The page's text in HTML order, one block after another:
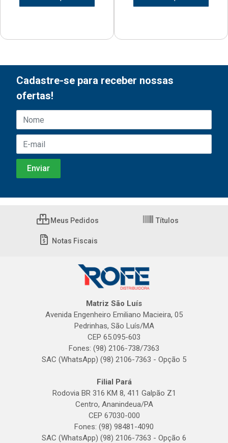
Cadastre-se para receber nossas
ofertas!
Meus Pedidos Títulos
Notas Fiscais
Matriz São Luís
Avenida Engenheiro Emiliano Macieira, 05
Pedrinhas, São Luís/MA
CEP 65.095-603
Fones: (98) 2106-738/7363
SAC (WhatsApp) (98) 2106-7363 - Opção 5
Filial Pará
Rodovia BR 316 KM 8, 411 Galpão Z1
Centro, Ananindeua/PA
CEP 67030-000
Fones: (98) 98481-4090
SAC (WhatsApp) (98) 2106-7363 - Opção 6